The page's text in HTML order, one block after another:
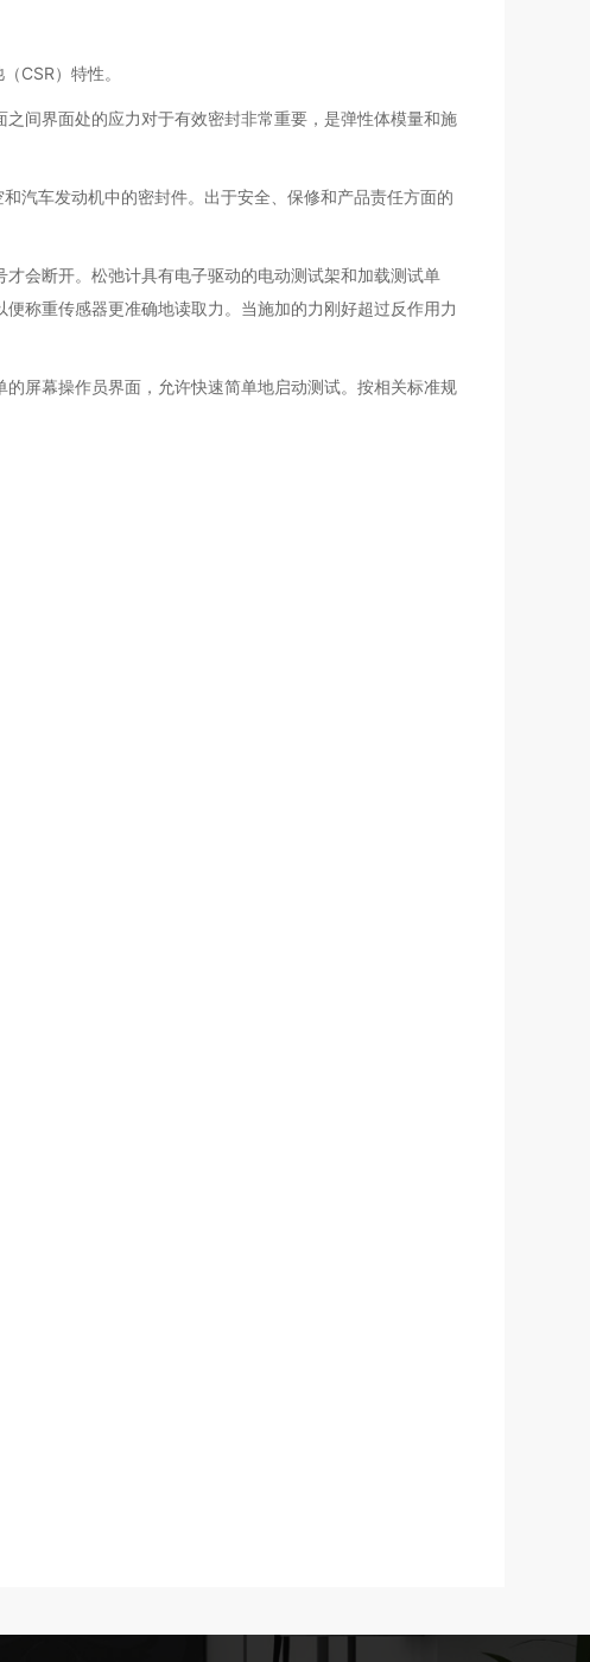
CSR）特性。
间界面处的应力对于有效密封非常重要，是弹性体模量和施
汽车发动机中的密封件。出于安全、保修和产品责任方面的
会断开。松弛计具有电子驱动的电动测试架和加载测试单
称重传感器更准确地读取力。当施加的力刚好超过反作用力
屏幕操作员界面，允许快速简单地启动测试。按相关标准规